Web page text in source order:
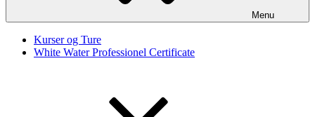
Menu
Kurser og Ture
White Water Professionel Certificate